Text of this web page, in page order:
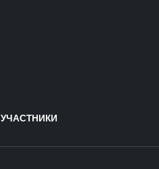
УЧАСТНИКИ